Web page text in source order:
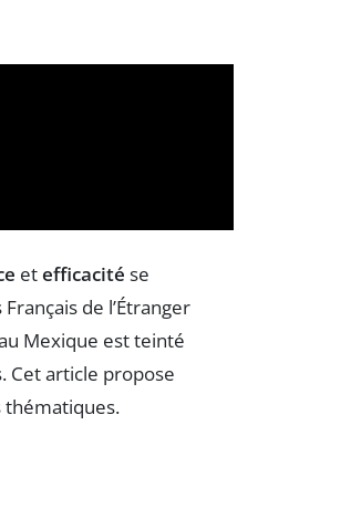
etefficacité se
de l’Étranger
Mexique est teinté
Cet article propose
thématiques.